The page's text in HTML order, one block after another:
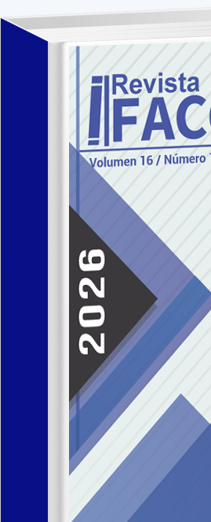
https://doi.org/10.5897/
Interamericano de Desarrollo BID.
Economic growth in a cross
(1968). Crime and Punishment: An
J. E., González Espitia, C., &
de datos de panel en colombia. ,
10.15446/
R. E. (2019). Determinantes
10.21803/pensam.v12i24.332
Income inequality and crime in the
B., Hail, L., & Leuz, C. (2021).
1176–1248. doi: https://doi.org/
& Wang, P. (2006). Crime and ethics.
G. A. (2023). Efectividad en las
https://